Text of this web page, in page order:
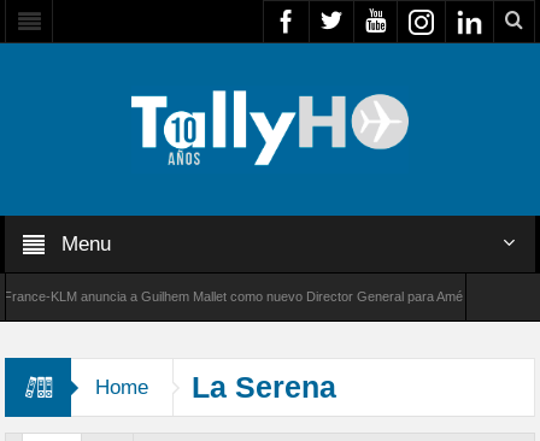
Menu
KLM anuncia a Guilhem Mallet como nuevo Director General para América Latina
Home La Serena